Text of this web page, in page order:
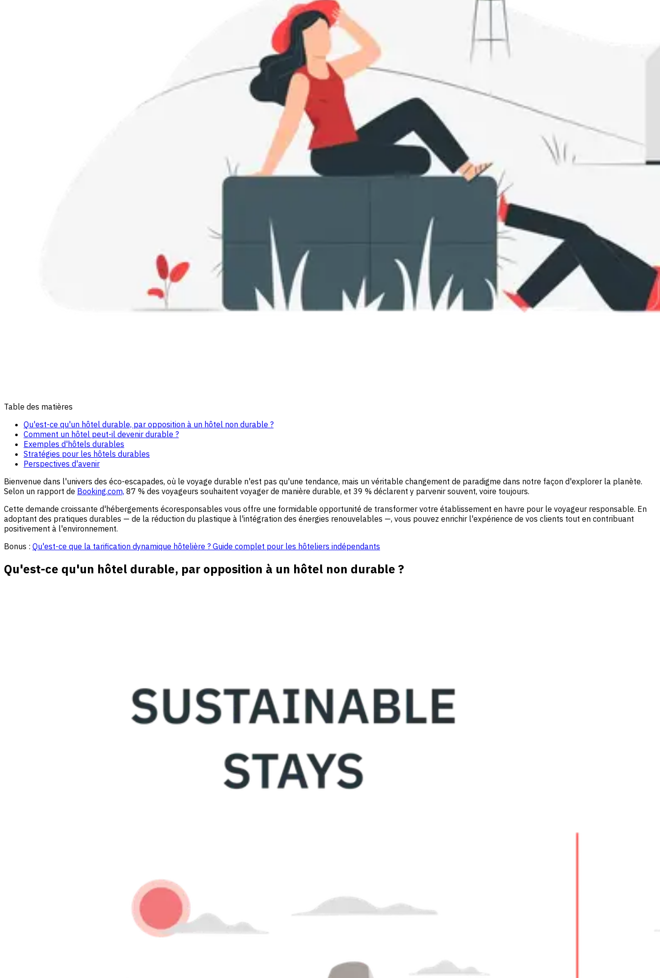
Table des matières
Qu'est-ce qu'un hôtel durable, par opposition à un hôtel non durable ?
Comment un hôtel peut-il devenir durable ?
Exemples d'hôtels durables
Stratégies pour les hôtels durables
Perspectives d'avenir
Bienvenue dans l'univers des éco-escapades, où le voyage durable n'est pas qu'une tendance, mais un véritable changement de paradigme dans notre façon d'explorer la planète.
Selon un rapport de Booking.com, 87 % des voyageurs souhaitent voyager de manière durable, et 39 % déclarent y parvenir souvent, voire toujours.
Cette demande croissante d'hébergements écoresponsables vous offre une formidable opportunité de transformer votre établissement en havre pour le voyageur responsable. En
adoptant des pratiques durables — de la réduction du plastique à l'intégration des énergies renouvelables —, vous pouvez enrichir l'expérience de vos clients tout en contribuant
positivement à l'environnement.
Bonus : Qu'est-ce que la tarification dynamique hôtelière ? Guide complet pour les hôteliers indépendants
Qu'est-ce qu'un hôtel durable, par opposition à un hôtel non durable ?